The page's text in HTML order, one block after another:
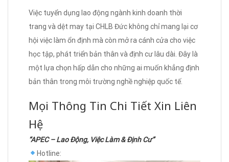
Việc tuyển dụng lao động ngành kinh doanh thời
trang và dệt may tại CHLB Đức không chỉ mang lại cơ
hội việc làm ổn định mà còn mở ra cánh cửa cho việc
học tập, phát triển bản thân và định cư lâu dài. Đây là
một lựa chọn hấp dẫn cho những ai muốn khẳng định
bản thân trong môi trường nghề nghiệp quốc tế.
Mọi Thông Tin Chi Tiết Xin Liên
Hệ
“APEC – Lao Động, Việc Làm & Định Cư”
Hotline: